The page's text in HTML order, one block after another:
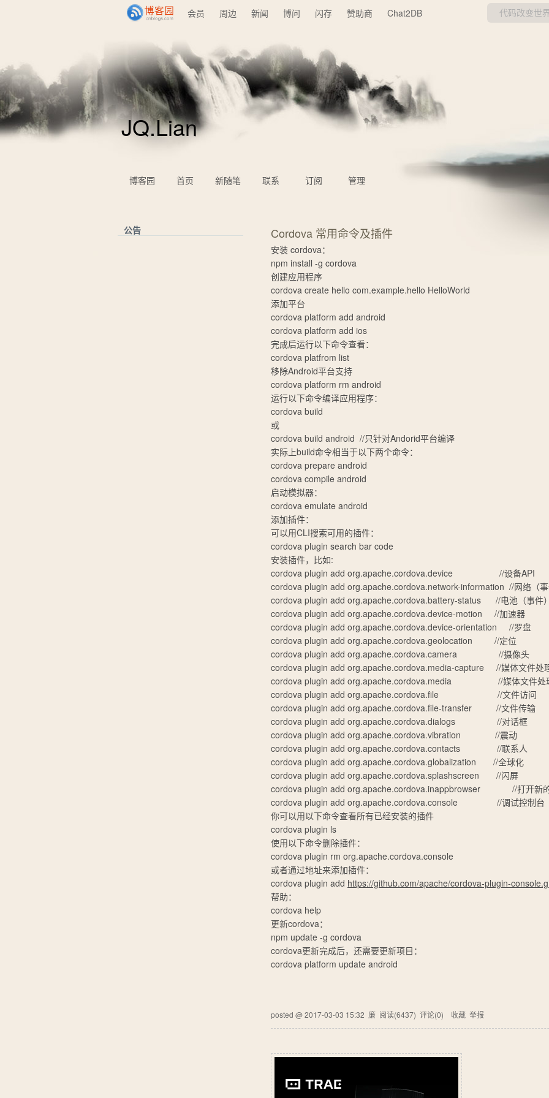
会员 周边 新闻 博问 闪存 赞助商 Chat2DB
JQ.Lian
博客园 首页 新随笔 联系 订阅 管理
Cordova 常用命令及插件
安装 cordova：
npm install -g cordova
创建应用程序
cordova create hello com.example.hello HelloWorld
添加平台
cordova platform add android
cordova platform add ios
完成后运行以下命令查看：
cordova platfrom list
移除Android平台支持
cordova platform rm android
运行以下命令编译应用程序：
cordova build
或
cordova build android //只针对Andorid平台编译
实际上build命令相当于以下两个命令：
cordova prepare android
cordova compile android
启动模拟器：
cordova emulate android
添加插件：
可以用CLI搜索可用的插件：
cordova plugin search bar code
安装插件，比如:
cordova plugin add org.apache.cordova.device //设备API
cordova plugin add org.apache.cordova.network-information //网络（事
cordova plugin add org.apache.cordova.battery-status //电池（事件）
cordova plugin add org.apache.cordova.device-motion //加速器
cordova plugin add org.apache.cordova.device-orientation //罗盘
cordova plugin add org.apache.cordova.geolocation //定位
cordova plugin add org.apache.cordova.camera //摄像头
cordova plugin add org.apache.cordova.media-capture //媒体文件处
cordova plugin add org.apache.cordova.media //媒体文件处
cordova plugin add org.apache.cordova.file //文件访问
cordova plugin add org.apache.cordova.file-transfer //文件传输
cordova plugin add org.apache.cordova.dialogs //对话框
cordova plugin add org.apache.cordova.vibration //震动
cordova plugin add org.apache.cordova.contacts //联系人
cordova plugin add org.apache.cordova.globalization //全球化
cordova plugin add org.apache.cordova.splashscreen //闪屏
cordova plugin add org.apache.cordova.inappbrowser //打开新的
cordova plugin add org.apache.cordova.console //调试控制台
你可以用以下命令查看所有已经安装的插件
cordova plugin ls
使用以下命令删除插件：
cordova plugin rm org.apache.cordova.console
或者通过地址来添加插件：
cordova plugin add https://github.com/apache/cordova-plugin-
帮助：
cordova help
更新cordova：
npm update -g cordova
cordova更新完成后，还需要更新项目：
cordova platform update android
posted @2017-03-03 15:32 廉 阅读(6437) 评论(0) 收藏 举报
公告